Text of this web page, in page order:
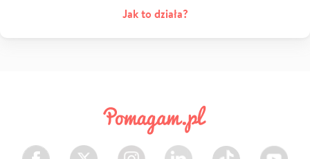
Jak to działa?
Facebook Twitter Instagram LinkedIn TikTok Youtube